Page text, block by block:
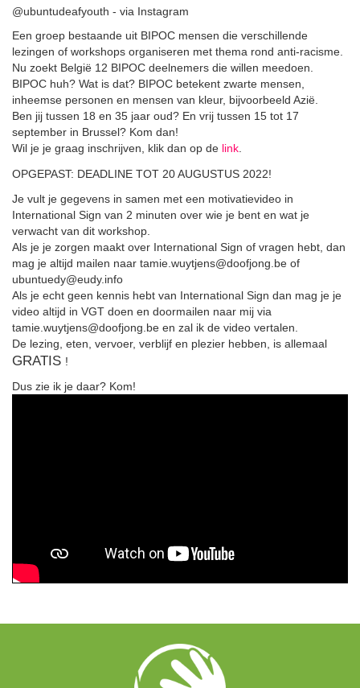
@ubuntudeafyouth - via Instagram
Een groep bestaande uit BIPOC mensen die verschillende
lezingen of workshops organiseren met thema rond anti-racisme.
Nu zoekt België 12 BIPOC deelnemers die willen meedoen.
BIPOC huh? Wat is dat? BIPOC betekent zwarte mensen,
inheemse personen en mensen van kleur, bijvoorbeeld Azië.
Ben jij tussen 18 en 35 jaar oud? En vrij tussen 15 tot 17
september in Brussel? Kom dan!
Wil je je graag inschrijven, klik dan op de link
OPGEPAST: DEADLINE TOT 20 AUGUSTUS 2022!
Je vult je gegevens in samen met een motivatievideo in
International Sign van 2 minuten over wie je bent en wat je
verwacht van dit workshop.
Als je je zorgen maakt over International Sign of vragen hebt, dan
mag je altijd mailen naar tamie.wuytjens@doofjong.be of
ubuntuedy@eudy.info
Als je echt geen kennis hebt van International Sign dan mag je je
video altijd in VGT doen en doormailen naar mij via
tamie.wuytjens@doofjong.be en zal ik de video vertalen.
De lezing, eten, vervoer, verblijf en plezier hebben, is allemaal
GRATIS !
Dus zie ik je daar? Kom!